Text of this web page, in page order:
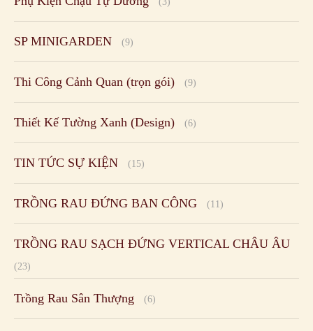
SP MINIGARDEN (9)
Thi Công Cảnh Quan (trọn gói) (9)
Thiết Kế Tường Xanh (Design) (6)
TIN TỨC SỰ KIỆN (15)
TRỒNG RAU ĐỨNG BAN CÔNG (11)
TRỒNG RAU SẠCH ĐỨNG VERTICAL CHÂU ÂU
(23)
Trồng Rau Sân Thượng (6)